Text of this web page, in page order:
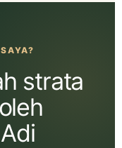
strata